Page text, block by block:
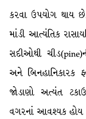
કરવા ઉપયોગ થાય
માંડી આત્યંતિક
સદીઓથી
અને બિનહાનિકારક
જોડાણો અત્યંત
વગરનાં આવશ્યક હોય